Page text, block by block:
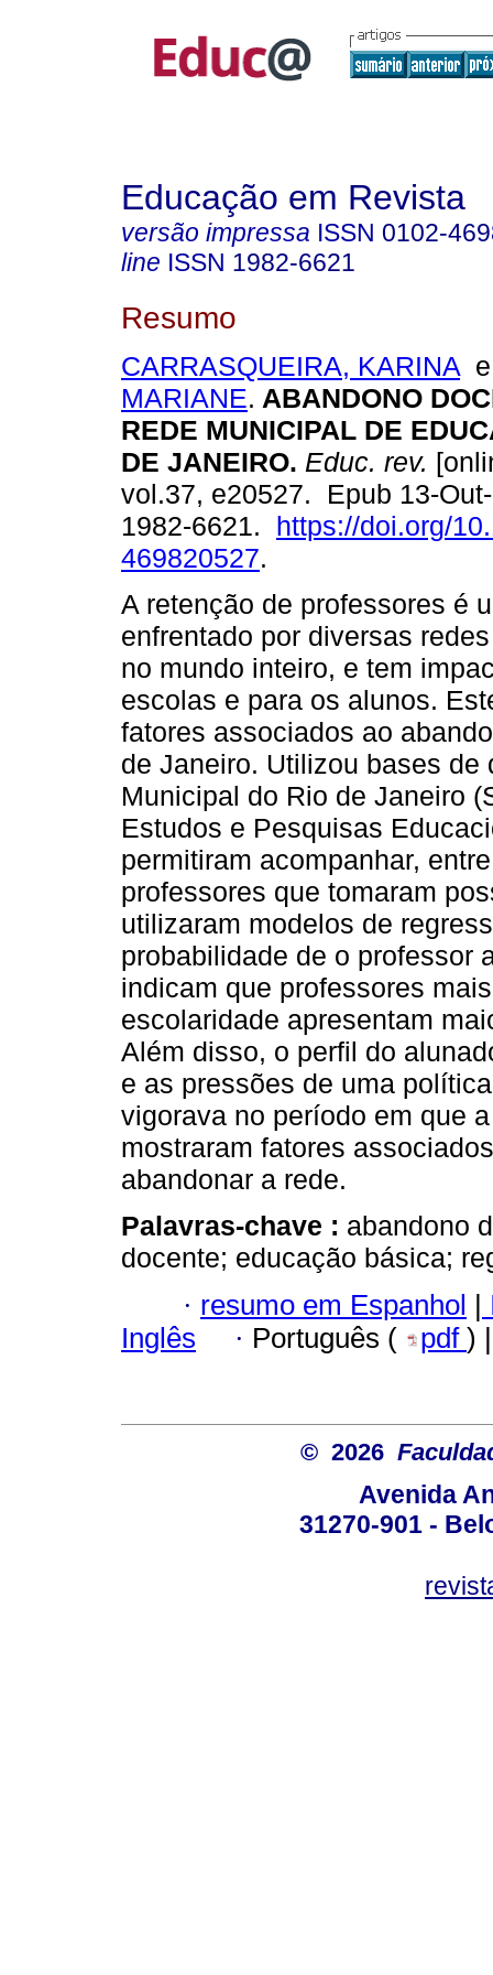
Educação em Revista
versão impressa ISSN 0102-
line ISSN 1982-6621
Resumo
CARRASQUEIRA, KARINA
MARIANE. ABANDONO
REDE MUNICIPAL DE
DE JANEIRO. Educ. rev.
vol.37, e20527. Epub 13-
1982-6621. https://doi.org/
469820527.
A retenção de professores é
enfrentado por diversas
no mundo inteiro, e tem
escolas e para os alunos.
fatores associados ao
de Janeiro. Utilizou bases
Municipal do Rio de Janeiro
Estudos e Pesquisas
permitiram acompanhar,
professores que tomaram
utilizaram modelos de
probabilidade de o professor
indicam que professores
escolaridade apresentam
Além disso, o perfil do
e as pressões de uma
vigorava no período em que
mostraram fatores
abandonar a rede.
Palavras-chave : abandono
docente; educação básica;
· resumo em Espanhol |
Inglês
· Português ( pdf )
© 2026
Avenida
31270-901 -